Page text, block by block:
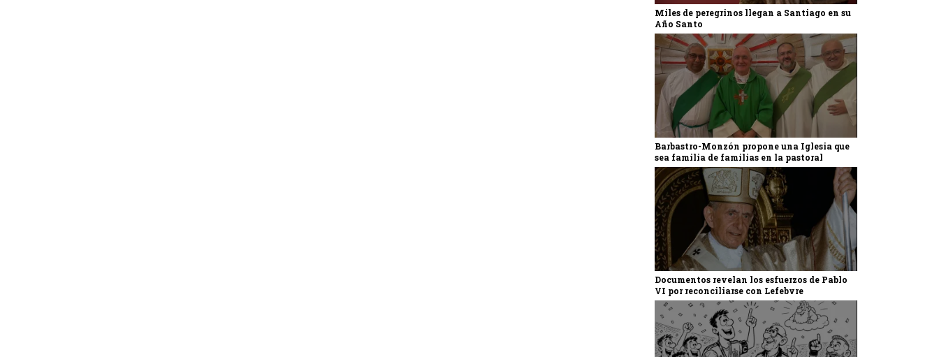
Miles de peregrinos llegan a Santiago en su
Año Santo
Barbastro-Monzón propone una Iglesia que
sea familia de familias en la pastoral
Documentos revelan los esfuerzos de Pablo
VI por reconciliarse con Lefebvre